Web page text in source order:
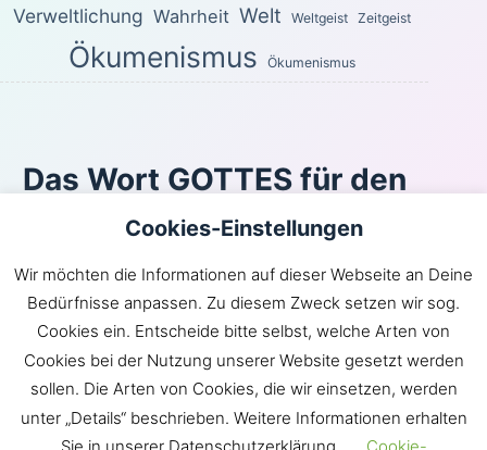
Verweltlichung Wahrheit Welt Weltgeist Zeitgeist
Ökumenismus Ökumenismus
Das Wort GOTTES für den
heutigen Tag
Wie du den Weg des Windes nicht kennst und nicht die
Gebeine im Leib der Schwangeren, so kennst du das
Werk Gottes nicht, der alles wirkt.
Inhaltsverzeichnis|Newsroom |KLARtext|
Bibelübersetzungen|Impressum
Cookies-Einstellungen
Wir möchten die Informationen auf dieser Webseite an Deine
Bedürfnisse anpassen. Zu diesem Zweck setzen wir sog.
Cookies ein. Entscheide bitte selbst, welche Arten von
Cookies bei der Nutzung unserer Website gesetzt werden
sollen. Die Arten von Cookies, die wir einsetzen, werden
unter „Details“ beschrieben. Weitere Informationen erhalten